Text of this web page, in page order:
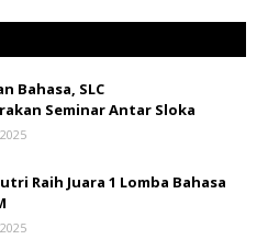
Bahasa, SLC
Seminar Antar Sloka
Raih Juara 1 Lomba Bahasa